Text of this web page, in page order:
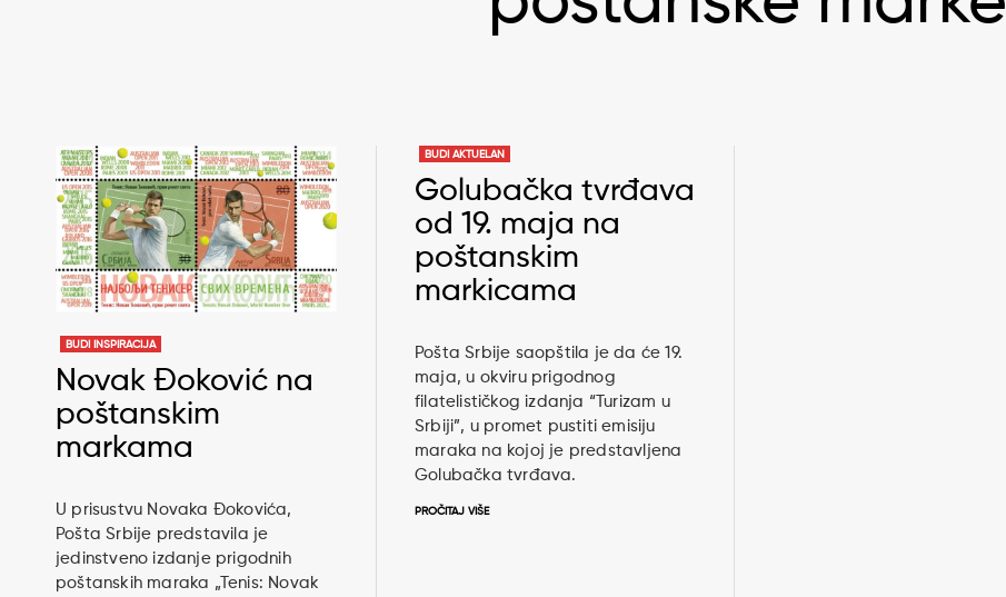
BUDI INSPIRACIJA
Novak Đoković na
poštanskim
markama
U prisustvu Novaka Đokovića,
Pošta Srbije predstavila je
jedinstveno izdanje prigodnih
poštanskih maraka „Tenis: Novak
BUDI AKTUELAN
Golubačka tvrđava
od 19. maja na
poštanskim
markicama
Pošta Srbije saopštila je da će 19.
maja, u okviru prigodnog
filatelističkog izdanja “Turizam u
Srbiji”, u promet pustiti emisiju
maraka na kojoj je predstavljena
Golubačka tvrđava.
PROČITAJ VIŠE